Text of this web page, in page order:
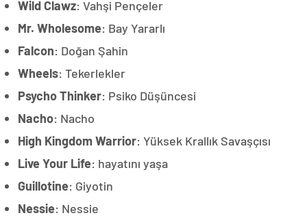
Wild Clawz: Vahşi Pençeler
Mr. Wholesome: Bay Yararlı
Falcon: Doğan Şahin
Wheels: Tekerlekler
Psycho Thinker: Psiko Düşüncesi
Nacho: Nacho
High Kingdom Warrior: Yüksek Krallık Savaşçısı
Live Your Life: hayatını yaşa
Guillotine: Giyotin
Nessie: Nessie